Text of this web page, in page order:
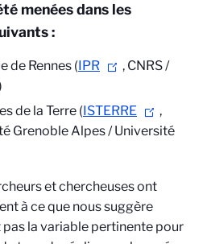
menées dans les
:
de Rennes (IPR
, CNRS /
de la Terre (ISTERRE
,
Grenoble Alpes / Université
et chercheuses ont
à ce que nous suggère
pas la variable pertinente pour